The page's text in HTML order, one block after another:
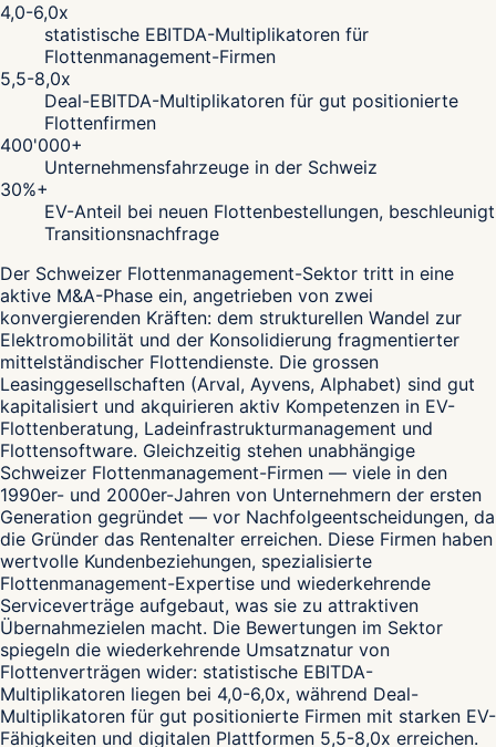
4,0-6,0x
statistische EBITDA-Multiplikatoren für
Flottenmanagement-Firmen
5,5-8,0x
Deal-EBITDA-Multiplikatoren für gut positionierte
Flottenfirmen
400'000+
Unternehmensfahrzeuge in der Schweiz
30%+
EV-Anteil bei neuen Flottenbestellungen, beschleunigt
Transitionsnachfrage
Der Schweizer Flottenmanagement-Sektor tritt in eine
aktive M&A-Phase ein, angetrieben von zwei
konvergierenden Kräften: dem strukturellen Wandel zur
Elektromobilität und der Konsolidierung fragmentierter
mittelständischer Flottendienste. Die grossen
Leasinggesellschaften (Arval, Ayvens, Alphabet) sind gut
kapitalisiert und akquirieren aktiv Kompetenzen in EV-
Flottenberatung, Ladeinfrastrukturmanagement und
Flottensoftware. Gleichzeitig stehen unabhängige
Schweizer Flottenmanagement-Firmen — viele in den
1990er- und 2000er-Jahren von Unternehmern der ersten
Generation gegründet — vor Nachfolgeentscheidungen, da
die Gründer das Rentenalter erreichen. Diese Firmen haben
wertvolle Kundenbeziehungen, spezialisierte
Flottenmanagement-Expertise und wiederkehrende
Serviceverträge aufgebaut, was sie zu attraktiven
Übernahmezielen macht. Die Bewertungen im Sektor
spiegeln die wiederkehrende Umsatznatur von
Flottenverträgen wider: statistische EBITDA-
Multiplikatoren liegen bei 4,0-6,0x, während Deal-
Multiplikatoren für gut positionierte Firmen mit starken EV-
Fähigkeiten und digitalen Plattformen 5,5-8,0x erreichen.